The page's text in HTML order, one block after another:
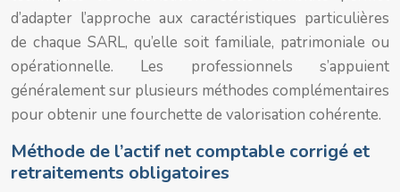
d’adapter l’approche aux caractéristiques particulières
de chaque SARL, qu’elle soit familiale, patrimoniale ou
opérationnelle. Les professionnels s’appuient
généralement sur plusieurs méthodes complémentaires
pour obtenir une fourchette de valorisation cohérente.
Méthode de l’actif net comptable corrigé et
retraitements obligatoires